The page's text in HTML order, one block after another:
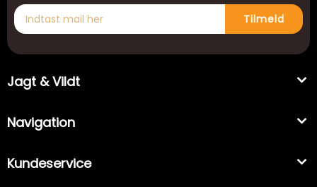
Tilmeld
Jagt & Vildt
Navigation
Kundeservice